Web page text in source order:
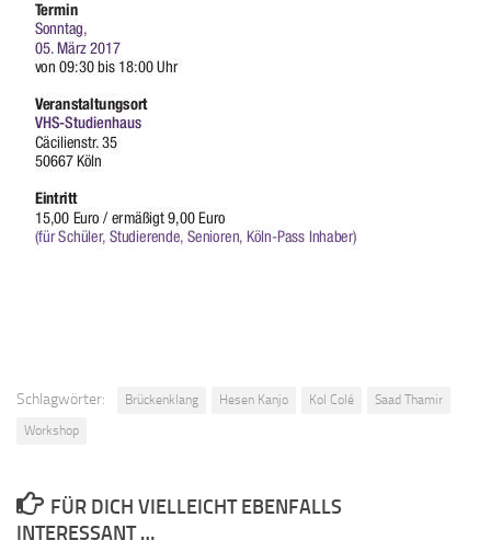
Schlagwörter: Brückenklang Hesen Kanjo Kol Colé
Saad Thamir
Workshop
FÜR DICH VIELLEICHT EBENFALLS
INTERESSANT …